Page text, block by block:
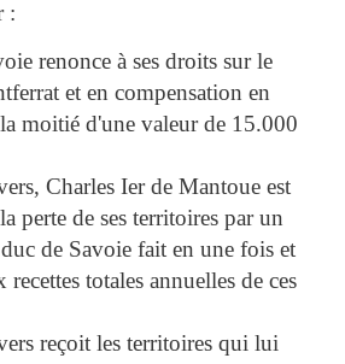
:
renonce à ses droits sur le
et en compensation en
moitié d'une valeur de 15.000
Charles Ier de Mantoue est
perte de ses territoires par un
de Savoie fait en une fois et
totales annuelles de ces
reçoit les territoires qui lui